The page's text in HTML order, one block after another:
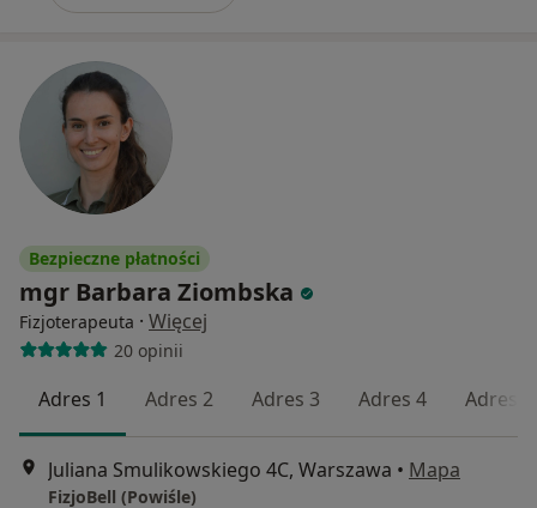
Bezpieczne płatności
mgr Barbara Ziombska
Fizjoterapeuta · Więcej
20 opinii
Adres 1 Adres 2 Adres 3 Adres 4 Adres 5
Juliana Smulikowskiego 4C, Warszawa • Mapa
FizjoBell (Powiśle)